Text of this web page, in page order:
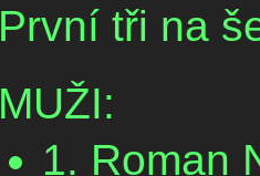
První tři na
MUŽI:
1. Roman